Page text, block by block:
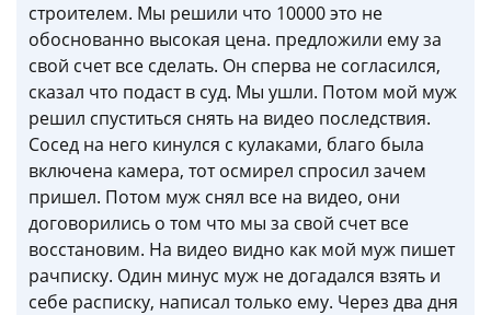
строителем. Мы решили что 10000 это не
обоснованно высокая цена. предложили ему за
свой счет все сделать. Он сперва не согласился,
сказал что подаст в суд. Мы ушли. Потом мой муж
решил спуститься снять на видео последствия.
Сосед на него кинулся с кулаками, благо была
включена камера, тот осмирел спросил зачем
пришел. Потом муж снял все на видео, они
договорились о том что мы за свой счет все
восстановим. На видео видно как мой муж пишет
рачписку. Один минус муж не догадался взять и
себе расписку, написал только ему. Через два дня